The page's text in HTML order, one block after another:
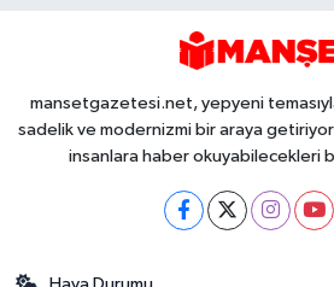
mansetgazetesi.net, yepyeni
sadelik ve modernizmi bir araya
insanlara haber okuyabilecekleri
Hava Durumu